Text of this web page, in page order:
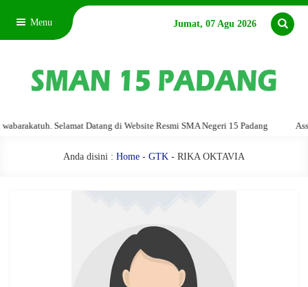
Menu Jumat, 07 Agu 2026
Selamat Datang di Website Resmi SMA Negeri 15 Padang
Anda disini : Home - GTK - RIKA OKTAVIA